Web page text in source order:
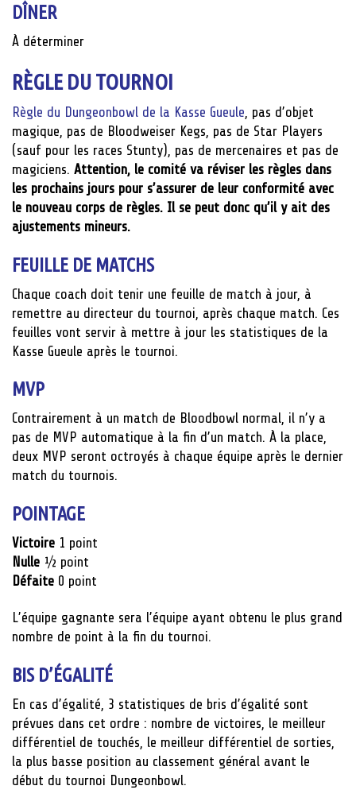
DÎNER
À déterminer
RÈGLE DU TOURNOI
Règle du Dungeonbowl de la Kasse Gueule, pas d’objet
magique, pas de Bloodweiser Kegs, pas de Star Players
(sauf pour les races Stunty), pas de mercenaires et pas de
magiciens. Attention, le comité va réviser les règles dans
les prochains jours pour s’assurer de leur conformité avec
le nouveau corps de règles. Il se peut donc qu’il y ait des
ajustements mineurs.
FEUILLE DE MATCHS
Chaque coach doit tenir une feuille de match à jour, à
remettre au directeur du tournoi, après chaque match. Ces
feuilles vont servir à mettre à jour les statistiques de la
Kasse Gueule après le tournoi.
MVP
Contrairement à un match de Bloodbowl normal, il n’y a
pas de MVP automatique à la fin d’un match. À la place,
deux MVP seront octroyés à chaque équipe après le dernier
match du tournois.
POINTAGE
Victoire 1 point
Nulle ½ point
Défaite 0 point
L’équipe gagnante sera l’équipe ayant obtenu le plus grand
nombre de point à la fin du tournoi.
BIS D’ÉGALITÉ
En cas d’égalité, 3 statistiques de bris d’égalité sont
prévues dans cet ordre : nombre de victoires, le meilleur
différentiel de touchés, le meilleur différentiel de sorties,
la plus basse position au classement général avant le
début du tournoi Dungeonbowl.